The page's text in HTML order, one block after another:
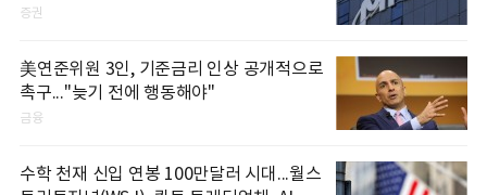
증권
美연준위원 3인, 기준금리 인상 공개적으로
촉구..."늦기 전에 행동해야"
금융
수학 천재 신입 연봉 100만달러 시대...월스